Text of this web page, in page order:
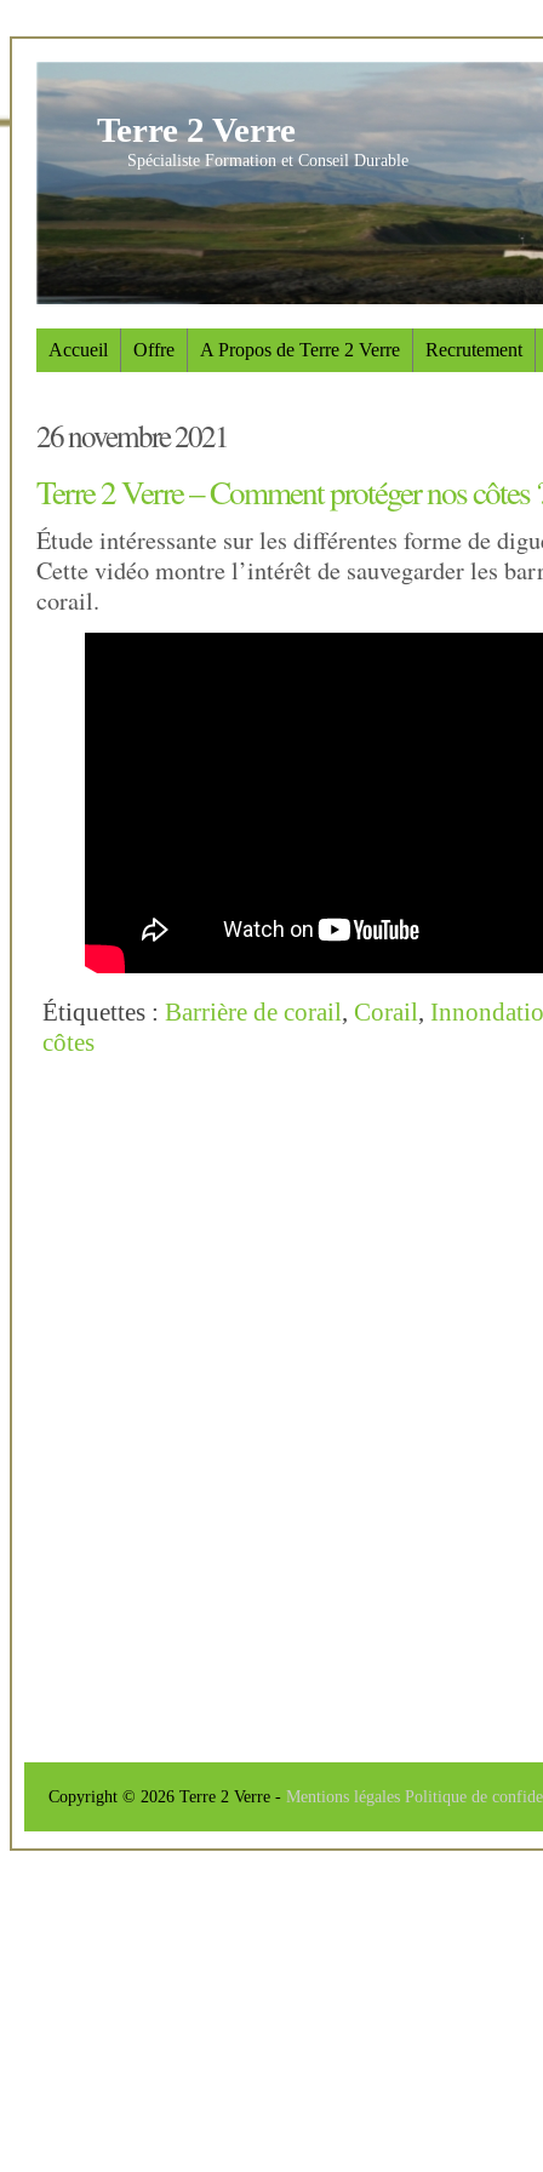
Terre 2 Verre
Spécialiste Formation et Conseil Durable
Accueil Offre A Propos de Terre 2 Verre Recrutement
26 novembre 2021
Terre 2 Verre – Comment protéger nos côtes
Étude intéressante sur les différentes forme de
Cette vidéo montre l’intérêt de sauvegarder les
corail.
Étiquettes : Barrière de corail, Corail,
côtes
Copyright © 2026 Terre 2 Verre - Mentions légales Politique de